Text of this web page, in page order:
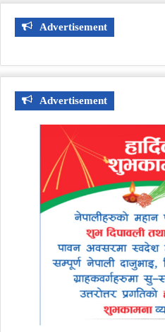
Advertisement
Advertisement